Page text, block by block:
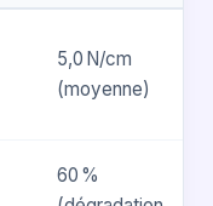
5,0 N/cm
(moyenne)
60 %